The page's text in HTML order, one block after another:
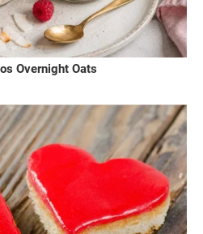
Overnight Oats